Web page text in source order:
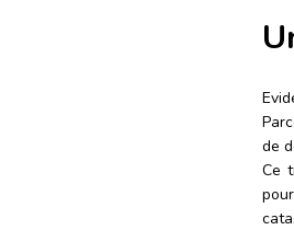
de
Ce